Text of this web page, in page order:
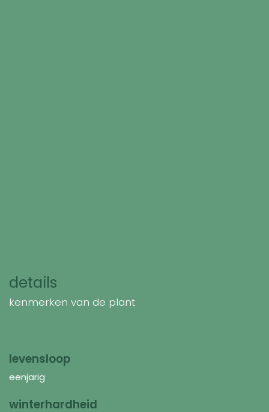
details
kenmerken van de plant
levensloop
eenjarig
winterhardheid